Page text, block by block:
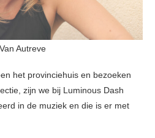
Autreve
het provinciehuis en bezoeken
zijn we bij Luminous Dash
in de muziek en die is er met